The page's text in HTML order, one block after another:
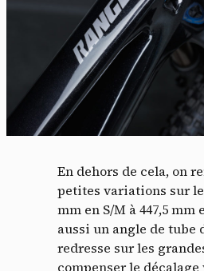
En dehors de cela, on
petites variations sur
mm en S/M à 447,5 mm
aussi un angle de tube
redresse sur les
compenser le décalage